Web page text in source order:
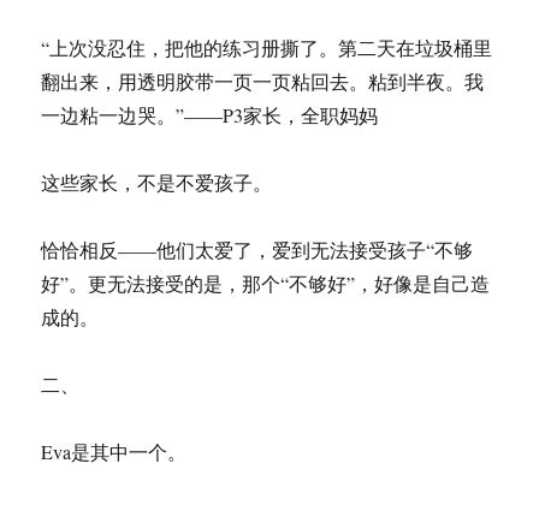
“上次没忍住，把他的练习册撕了。第二天在垃圾桶里
翻出来，用透明胶带一页一页粘回去。粘到半夜。我
一边粘一边哭。”——P3家长，全职妈妈
这些家长，不是不爱孩子。
恰恰相反——他们太爱了，爱到无法接受孩子“不够
好”。更无法接受的是，那个“不够好”，好像是自己造
成的。
二、
Eva是其中一个。